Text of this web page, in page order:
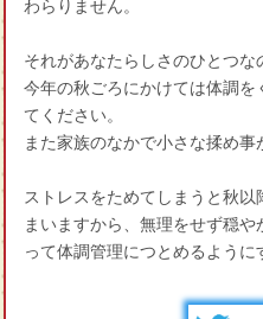
わらりません。
それがあなたらしさのひとつな
今年の秋ごろにかけては体調
てください。
また家族のなかで小さな揉め事
ストレスをためてしまうと秋
まいますから、無理をせず穏
って体調管理につとめるように